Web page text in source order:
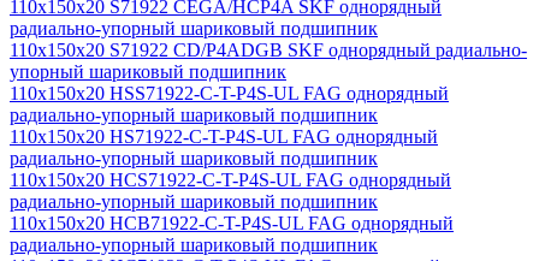
110x150x20 S71922 CEGA/HCP4A SKF однорядный
радиально-упорный шариковый подшипник
110x150x20 S71922 CD/P4ADGB SKF однорядный радиально-
упорный шариковый подшипник
110x150x20 HSS71922-C-T-P4S-UL FAG однорядный
радиально-упорный шариковый подшипник
110x150x20 HS71922-C-T-P4S-UL FAG однорядный
радиально-упорный шариковый подшипник
110x150x20 HCS71922-C-T-P4S-UL FAG однорядный
радиально-упорный шариковый подшипник
110x150x20 HCB71922-C-T-P4S-UL FAG однорядный
радиально-упорный шариковый подшипник